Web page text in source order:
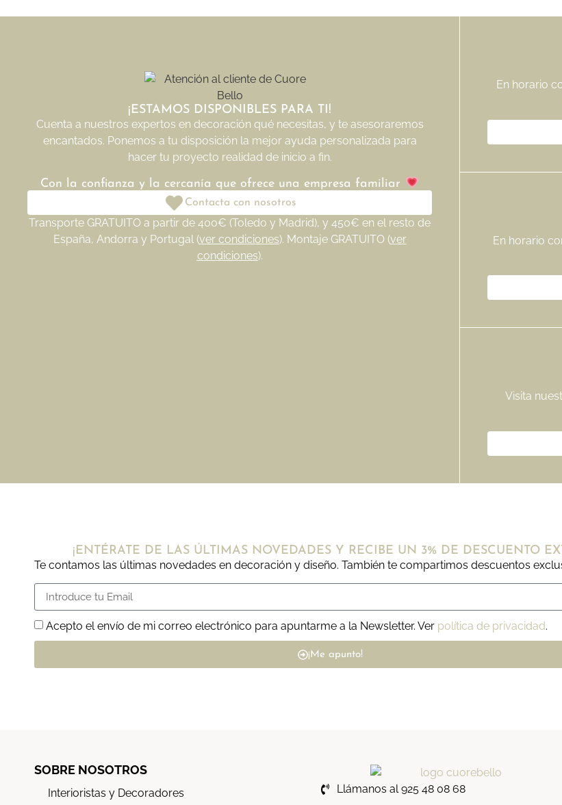
¡ESTAMOS DISPONIBLES PARA TI!
Cuenta a nuestros expertos en decoración qué necesitas, y te asesoraremos
encantados. Ponemos a tu disposición la mejor ayuda personalizada para
hacer tu proyecto realidad de inicio a fin.
Con la confianza y la cercanía que ofrece una empresa familiar
Contacta con nosotros
Transporte GRATUITO a partir de 400€ (Toledo y Madrid), y 450€ en el resto de
España, Andorra y Portugal (ver condiciones). Montaje GRATUITO (ver
condiciones).
En horario
En horario
Visita
¡ENTÉRATE DE LAS ÚLTIMAS NOVEDADES Y RECIBE UN 3% DE DESCUENTO
Te contamos las últimas novedades en decoración y diseño. También te compartimos descuentos
Acepto el envío de mi correo electrónico para apuntarme a la Newsletter. Ver política de privacidad.
¡Me apunto!
SOBRE NOSOTROS
Interioristas y Decoradores Llámanos al 925 48 08 68